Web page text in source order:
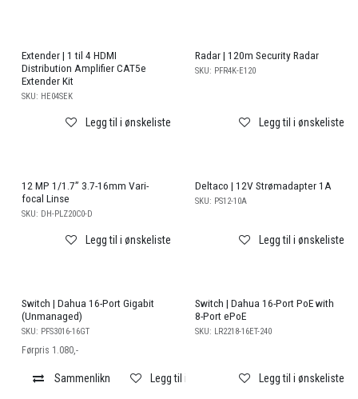
Extender | 1 til 4 HDMI
Distribution Amplifier CAT5e
Extender Kit
SKU: HE04SEK
Legg til i ønskeliste
Radar | 120m Security Radar
SKU: PFR4K-E120
Legg til i ønskeliste
EoL
12 MP 1/1.7” 3.7-16mm Vari-
focal Linse
SKU: DH-PLZ20C0-D
Legg til i ønskeliste
Deltaco | 12V Strømadapter 1A
SKU: PS12-10A
Legg til i ønskeliste
Salg
Switch | Dahua 16-Port Gigabit
(Unmanaged)
SKU: PFS3016-16GT
Førpris 1.080,-
Sammenlikn Legg til i ønskeliste
Switch | Dahua 16-Port PoE with
8-Port ePoE
SKU: LR2218-16ET-240
Legg til i ønskeliste